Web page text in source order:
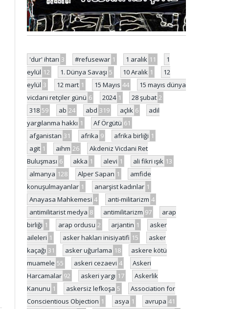
'dur' ihtarı 3 #refusewar 1 1 aralık 11
1
eylül 12 1. Dünya Savaşı 5 10 Aralık 1
12
eylül 3 12 mart 1 15 Mayıs 44
15 mayıs dünya
vicdani retçiler günü 6 2024 1 28 şubat 2
318 59 ab 24 abd 319 açlık 6
adil
yargılanma hakkı 1 Af Örgütü 61
afganistan 31 afrika 9 afrika birliği 1
agit 1 aihm 26
Akdeniz Vicdani Ret
Buluşması 6 akka 1 alevi 1 ali fikri ışık 13
almanya 128 Alper Sapan 1
amfide
konuşulmayanlar 1 anarşist kadınlar 1
Anayasa Mahkemesi 4 anti-militarizm 4
antimilitarist medya 8 antimilitarizm 97
arap
birliği 1 arap ordusu 2 arjantin 1
asker
aileleri 1 asker hakları inisiyatifi 15
asker
kaçağı 31 asker uğurlama 18
askere kötü
muamele 55 askeri cezaevi 4
Askeri
Harcamalar 92 askeri yargı 17
Askerlik
Kanunu 1 askersiz lefkoşa 5
Association for
Conscientious Objection 1 asya 1 avrupa 41